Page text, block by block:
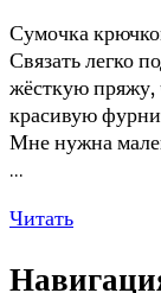
Сумочка
Связать легко
жёсткую пряжу,
красивую
Мне нужна
…
Читать